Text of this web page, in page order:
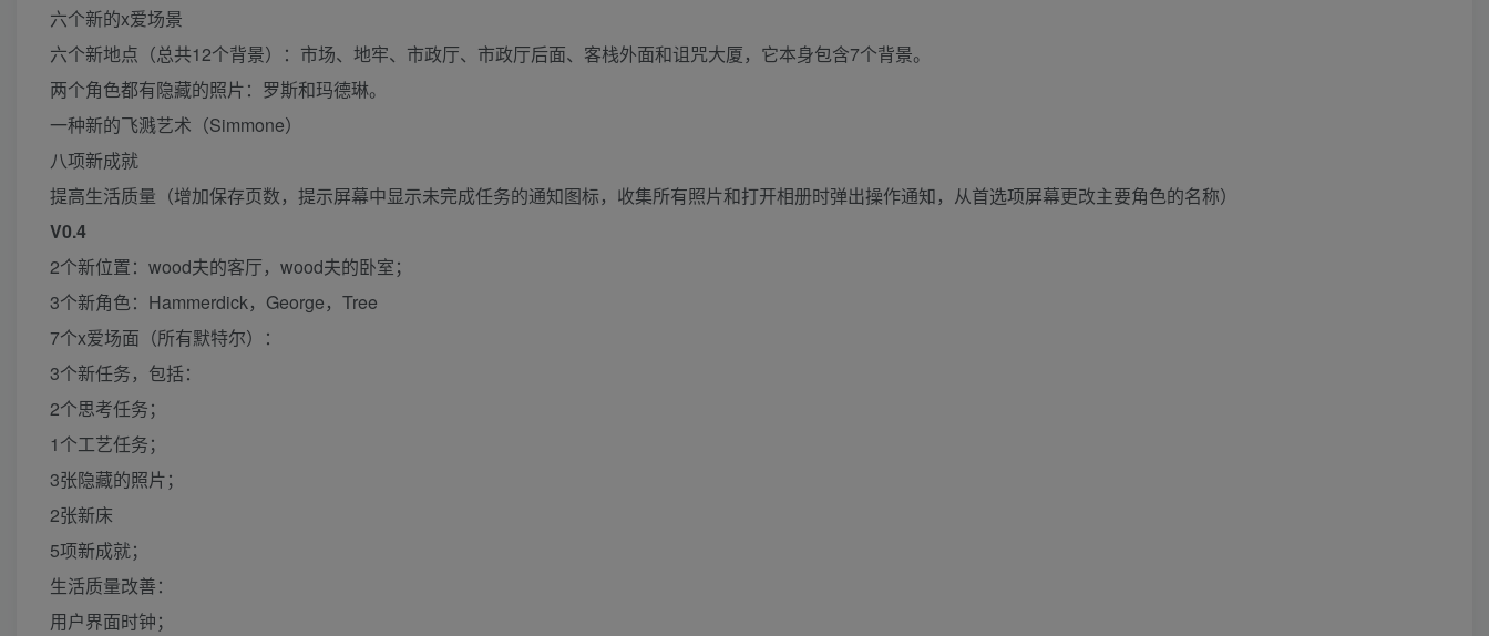
六个新的x爱场景
六个新地点（总共12个背景）：市场、地牢、市政厅、市政厅后面、客栈外面和诅咒大厦，它本身包含7个背景。
两个角色都有隐藏的照片：罗斯和玛德琳。
一种新的飞溅艺术（Simmone）
八项新成就
提高生活质量（增加保存页数，提示屏幕中显示未完成任务的通知图标，收集所有照片和打开相册时弹出操作通知，从首选项屏幕更改主要角色的名称）
V0.4
2个新位置：wood夫的客厅，wood夫的卧室；
3个新角色：Hammerdick，George，Tree
7个x爱场面（所有默特尔）：
3个新任务，包括：
2个思考任务；
1个工艺任务；
3张隐藏的照片；
2张新床
5项新成就；
生活质量改善：
用户界面时钟；